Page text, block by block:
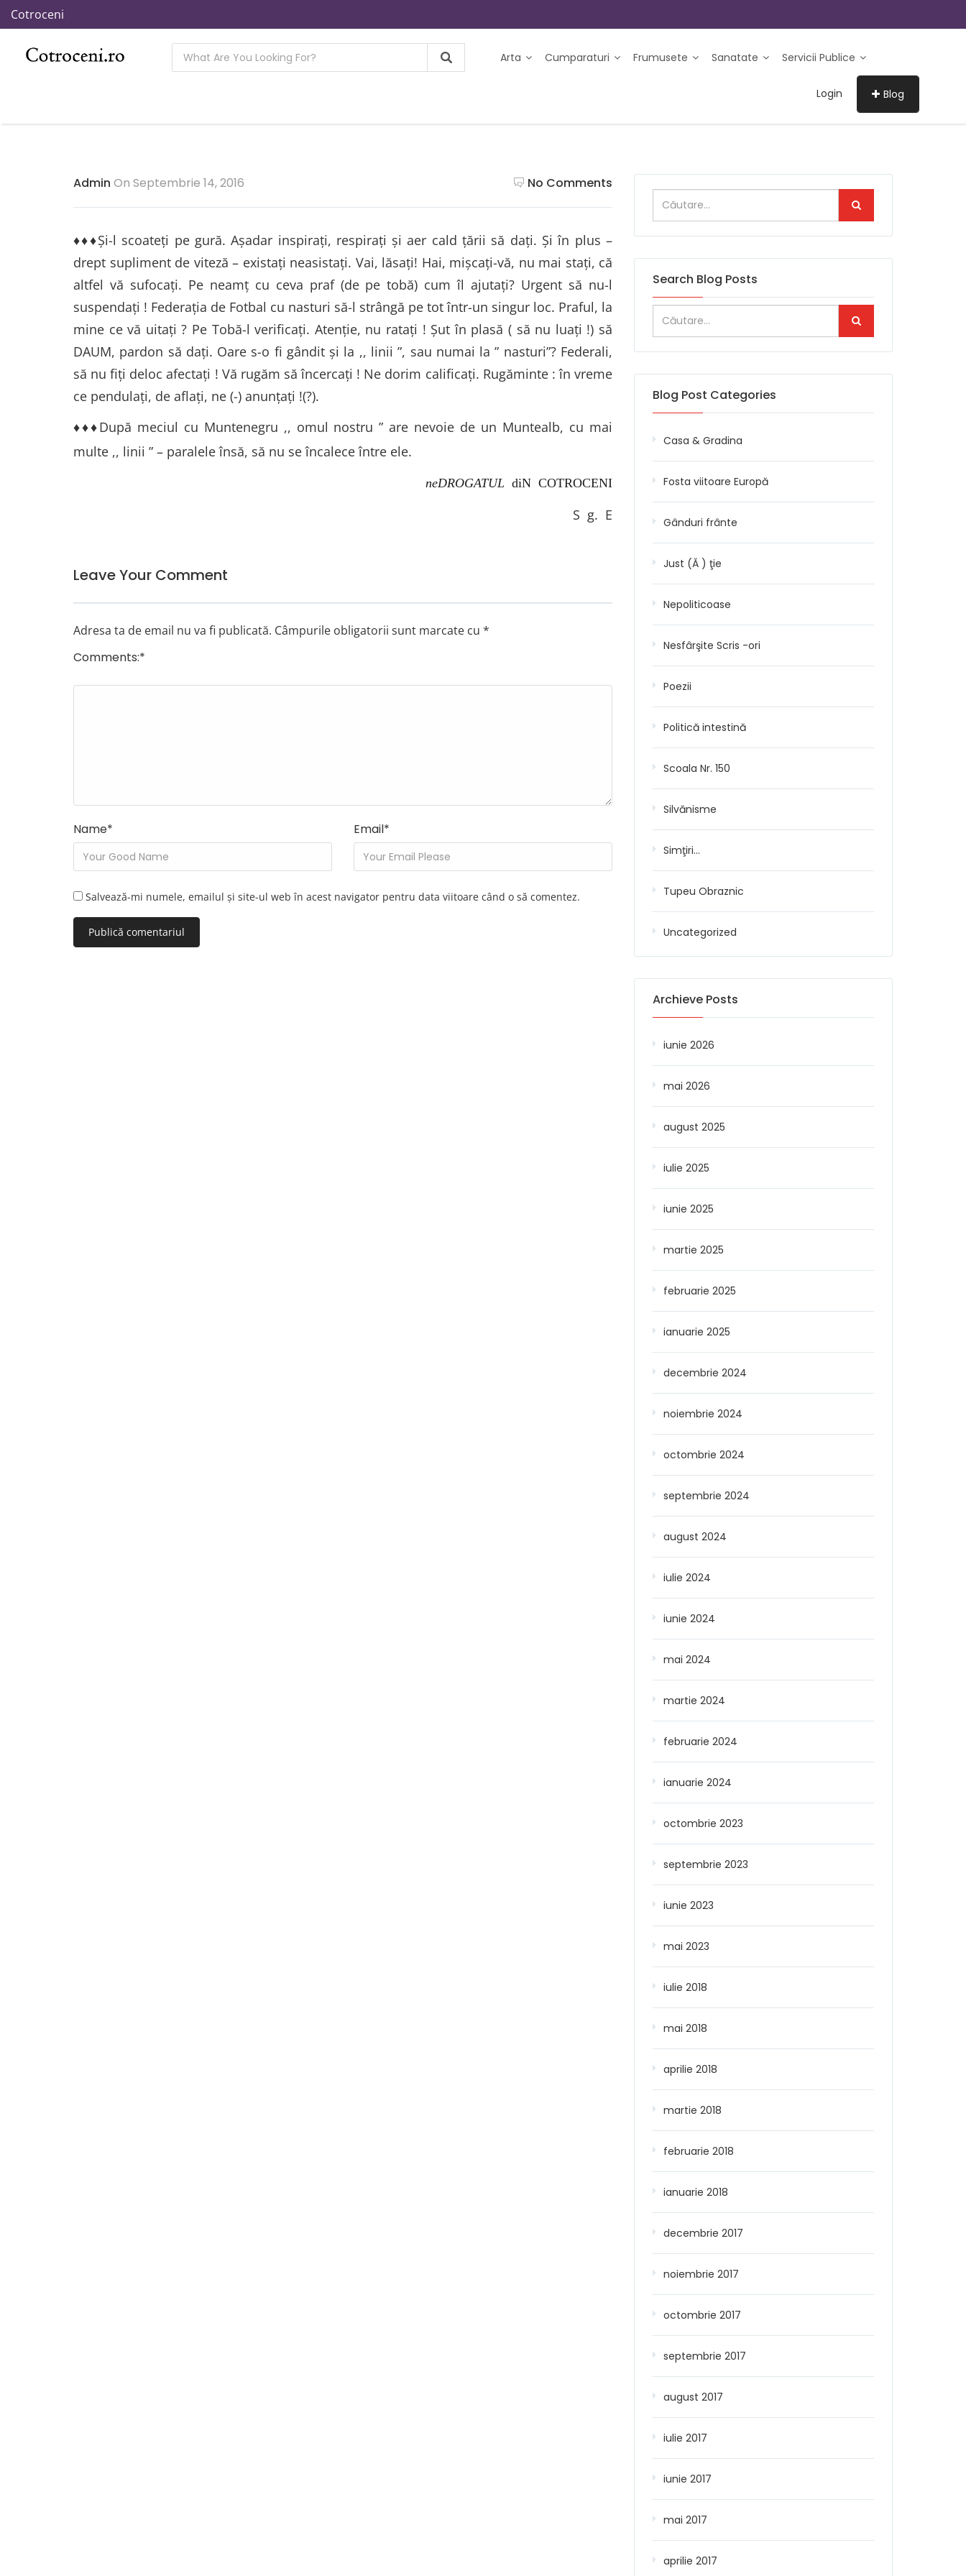
Cotroceni
Arta Cumparaturi Frumusete Sanatate Servicii Publice
Login Blog
Admin On Septembrie 14, 2016 No Comments
♦♦♦Şi-l scoateţi pe gură. Aşadar inspiraţi, respiraţi şi aer cald ţării să daţi. Şi în plus –
drept supliment de viteză – existaţi neasistaţi. Vai, lăsaţi! Hai, mişcaţi-vă, nu mai staţi, că
altfel vă sufocați. Pe neamţ cu ceva praf (de pe tobă) cum îl ajutați? Urgent să nu-l
suspendați ! Federația de Fotbal cu nasturi să-l strângă pe tot într-un singur loc. Praful, la
mine ce vă uitați ? Pe Tobă-l verificați. Atenție, nu ratați ! Șut în plasă ( să nu luați !) să
DAUM, pardon să dați. Oare s-o fi gândit şi la ,, linii ”, sau numai la ” nasturi”? Federali,
să nu fiți deloc afectați ! Vă rugăm să încercați ! Ne dorim calificați. Rugăminte : în vreme
ce pendulați, de aflați, ne (-) anunțați !(?).
♦♦♦După meciul cu Muntenegru ,, omul nostru ” are nevoie de un Muntealb, cu mai
multe ,, linii ” – paralele însă, să nu se încalece între ele.
neDROGATUL diN COTROCENI
S g. E
Leave Your Comment
Adresa ta de email nu va fi publicată. Câmpurile obligatorii sunt marcate cu *
Comments:*
Name* Email*
Salvează-mi numele, emailul și site-ul web în acest navigator pentru data viitoare când o să comentez.
Search Blog Posts
Blog Post Categories
Casa & Gradina
Fosta viitoare Europă
Gânduri frânte
Just (Ă ) ţie
Nepoliticoase
Nesfârşite Scris -ori
Poezii
Politică intestină
Scoala Nr. 150
Silvănisme
Simţiri…
Tupeu Obraznic
Uncategorized
Archieve Posts
iunie 2026
mai 2026
august 2025
iulie 2025
iunie 2025
martie 2025
februarie 2025
ianuarie 2025
decembrie 2024
noiembrie 2024
octombrie 2024
septembrie 2024
august 2024
iulie 2024
iunie 2024
mai 2024
martie 2024
februarie 2024
ianuarie 2024
octombrie 2023
septembrie 2023
iunie 2023
mai 2023
iulie 2018
mai 2018
aprilie 2018
martie 2018
februarie 2018
ianuarie 2018
decembrie 2017
noiembrie 2017
octombrie 2017
septembrie 2017
august 2017
iulie 2017
iunie 2017
mai 2017
aprilie 2017